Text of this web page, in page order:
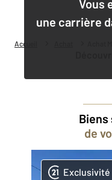
Accueil
Vous
une carrière
de
Exclusivité